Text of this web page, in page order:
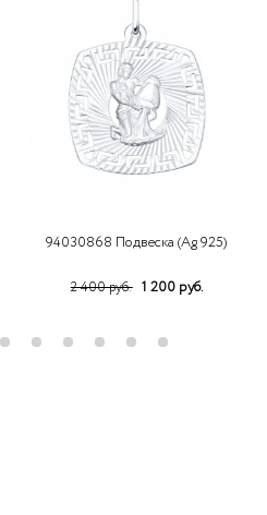
94030868 Подвеска (Ag 925)
2 400 руб. 1 200 руб.